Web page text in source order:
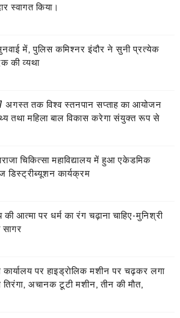
स्वागत किया।
में, पुलिस कमिश्नर इंदौर ने सुनी प्रत्येक
की व्यथा
अगस्त तक विश्व स्तनपान सप्ताह का आयोजन
तथा महिला बाल विकास करेगा संयुक्त रूप से
चिकित्सा महाविद्यालय में हुआ एकेडमिक
डिस्ट्रीब्यूशन कार्यक्रम
की आत्मा पर धर्म का रंग चढ़ाना चाहिए-मुनिश्री
सागर
कार्यालय पर हाइड्राेलिक मशीन पर चढ़कर लगा
अचानक टूटी मशीन, तीन की माैत,